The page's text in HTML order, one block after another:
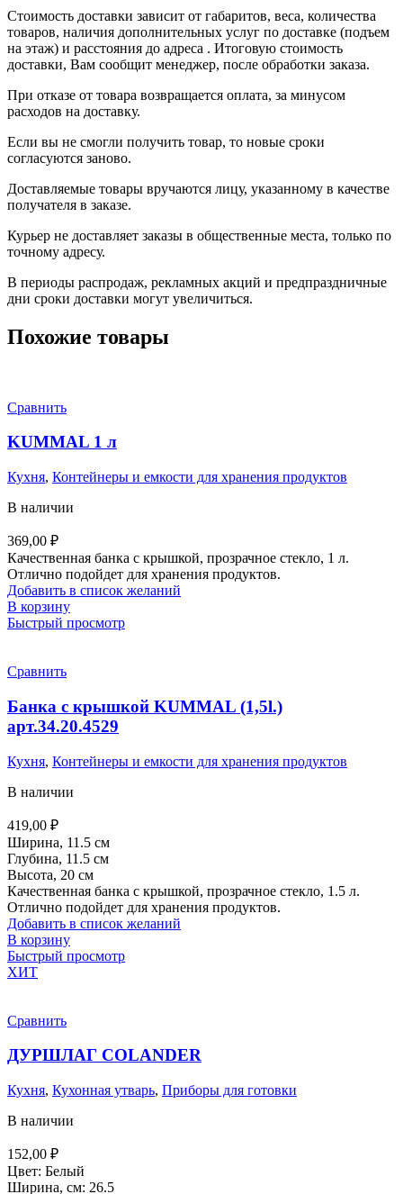
Стоимость доставки зависит от габаритов, веса, количества
товаров, наличия дополнительных услуг по доставке (подъем
на этаж) и расстояния до адреса . Итоговую стоимость
доставки, Вам сообщит менеджер, после обработки заказа.
При отказе от товара возвращается оплата, за минусом
расходов на доставку.
Если вы не смогли получить товар, то новые сроки
согласуются заново.
Доставляемые товары вручаются лицу, указанному в качестве
получателя в заказе.
Курьер не доставляет заказы в общественные места, только по
точному адресу.
В периоды распродаж, рекламных акций и предпраздничные
дни сроки доставки могут увеличиться.
Похожие товары
Сравнить
KUMMAL 1 л
Кухня, Контейнеры и емкости для хранения продуктов
В наличии
369,00 ₽
Качественная банка с крышкой, прозрачное стекло, 1 л.
Отлично подойдет для хранения продуктов.
Добавить в список желаний
В корзину
Быстрый просмотр
Сравнить
Банка с крышкой KUMMAL (1,5l.)
арт.34.20.4529
Кухня, Контейнеры и емкости для хранения продуктов
В наличии
419,00 ₽
Ширина, 11.5 см
Глубина, 11.5 см
Высота, 20 см
Качественная банка с крышкой, прозрачное стекло, 1.5 л.
Отлично подойдет для хранения продуктов.
Добавить в список желаний
В корзину
Быстрый просмотр
ХИТ
Сравнить
ДУРШЛАГ COLANDER
Кухня, Кухонная утварь, Приборы для готовки
В наличии
152,00 ₽
Цвет: Белый
Ширина, см: 26.5